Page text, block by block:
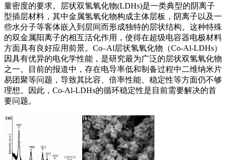
量密度的要求。层状双氢氧化物(LDHs)是一类典型的阴离子
型插层材料，其中金属氢氧化物构成主体层板，阴离子以及一
些水分子等客体嵌入到层间而形成独特的层状结构。这种特殊
的双金属阳离子的相互活化作用，使得在超级电容器电极材料
方面具有良好应用前景。Co–Al层状氢氧化物（Co-Al-LDHs）
因具有优异的电化学性能，是研究最为广泛的层状双氢氧化物
之一。目前的报道中，存在电导率低和制备过程中二维纳米片
易团聚等问题，导致其比容、倍率性能、稳定性等方面仍不够
理想。因此，Co-Al-LDHs的循环稳定性是目前需要解决的首
要问题。